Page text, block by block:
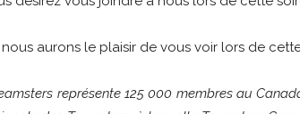
aurons le plaisir de vous voir lors de
représente 125 000 membres au